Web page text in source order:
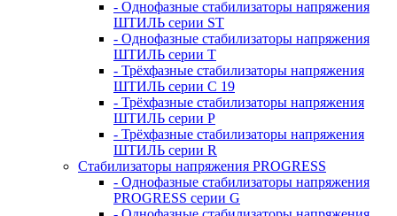
- Однофазные стабилизаторы напряжения
ШТИЛЬ серии ST
- Однофазные стабилизаторы напряжения
ШТИЛЬ серии T
- Трёхфазные стабилизаторы напряжения
ШТИЛЬ серии C 19
- Трёхфазные стабилизаторы напряжения
ШТИЛЬ серии P
- Трёхфазные стабилизаторы напряжения
ШТИЛЬ серии R
Стабилизаторы напряжения PROGRESS
- Однофазные стабилизаторы напряжения
PROGRESS серии G